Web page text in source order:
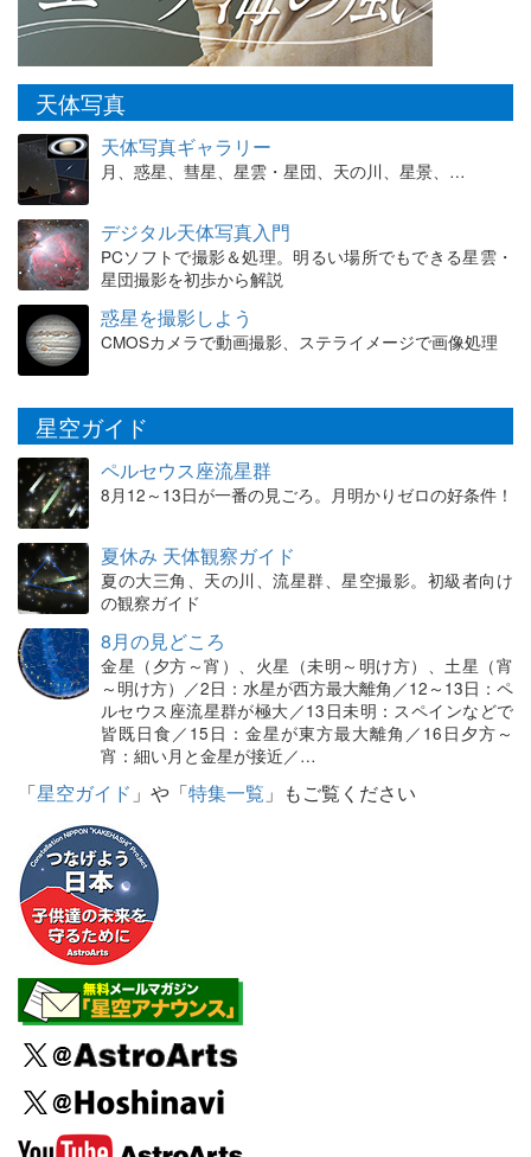
天体写真
天体写真ギャラリー
月、惑星、彗星、星雲・星団、天の川、星景、…
デジタル天体写真入門
PCソフトで撮影＆処理。明るい場所でもできる星雲・
星団撮影を初歩から解説
惑星を撮影しよう
CMOSカメラで動画撮影、ステライメージで画像処理
星空ガイド
ペルセウス座流星群
8月12～13日が一番の見ごろ。月明かりゼロの好条件！
夏休み 天体観察ガイド
夏の大三角、天の川、流星群、星空撮影。初級者向け
の観察ガイド
8月の見どころ
金星（夕方～宵）、火星（未明～明け方）、土星（宵
～明け方）／2日：水星が西方最大離角／12～13日：ペ
ルセウス座流星群が極大／13日未明：スペインなどで
皆既日食／15日：金星が東方最大離角／16日夕方～
宵：細い月と金星が接近／…
「星空ガイド 」や「特集一覧 」もご覧ください